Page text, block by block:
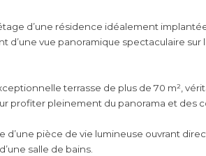
d’une résidence idéalement
d’une vue panoramique spectaculaire sur
terrasse de plus de 70 m²,
profiter pleinement du panorama et des
d’une pièce de vie lumineuse ouvrant
salle de bains.